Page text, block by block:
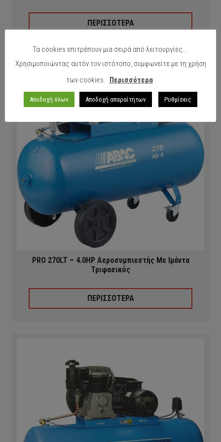
ΠΕΡΙΣΣΟΤΕΡΑ
PRO 270LT – 4.0HP Αεροσυμπιεστής Με Ιμάντα
Τριφασικός
ΠΕΡΙΣΣΟΤΕΡΑ
Τα cookies επιτρέπουν μια σειρά από λειτουργίες...
Χρησιμοποιώντας αυτόν τον ιστότοπο, συμφωνείτε με τη χρήση
των cookies. Περισσότερα
Αποδοχή όλων Αποδοχή απαραίτητων Ρυθμίσεις